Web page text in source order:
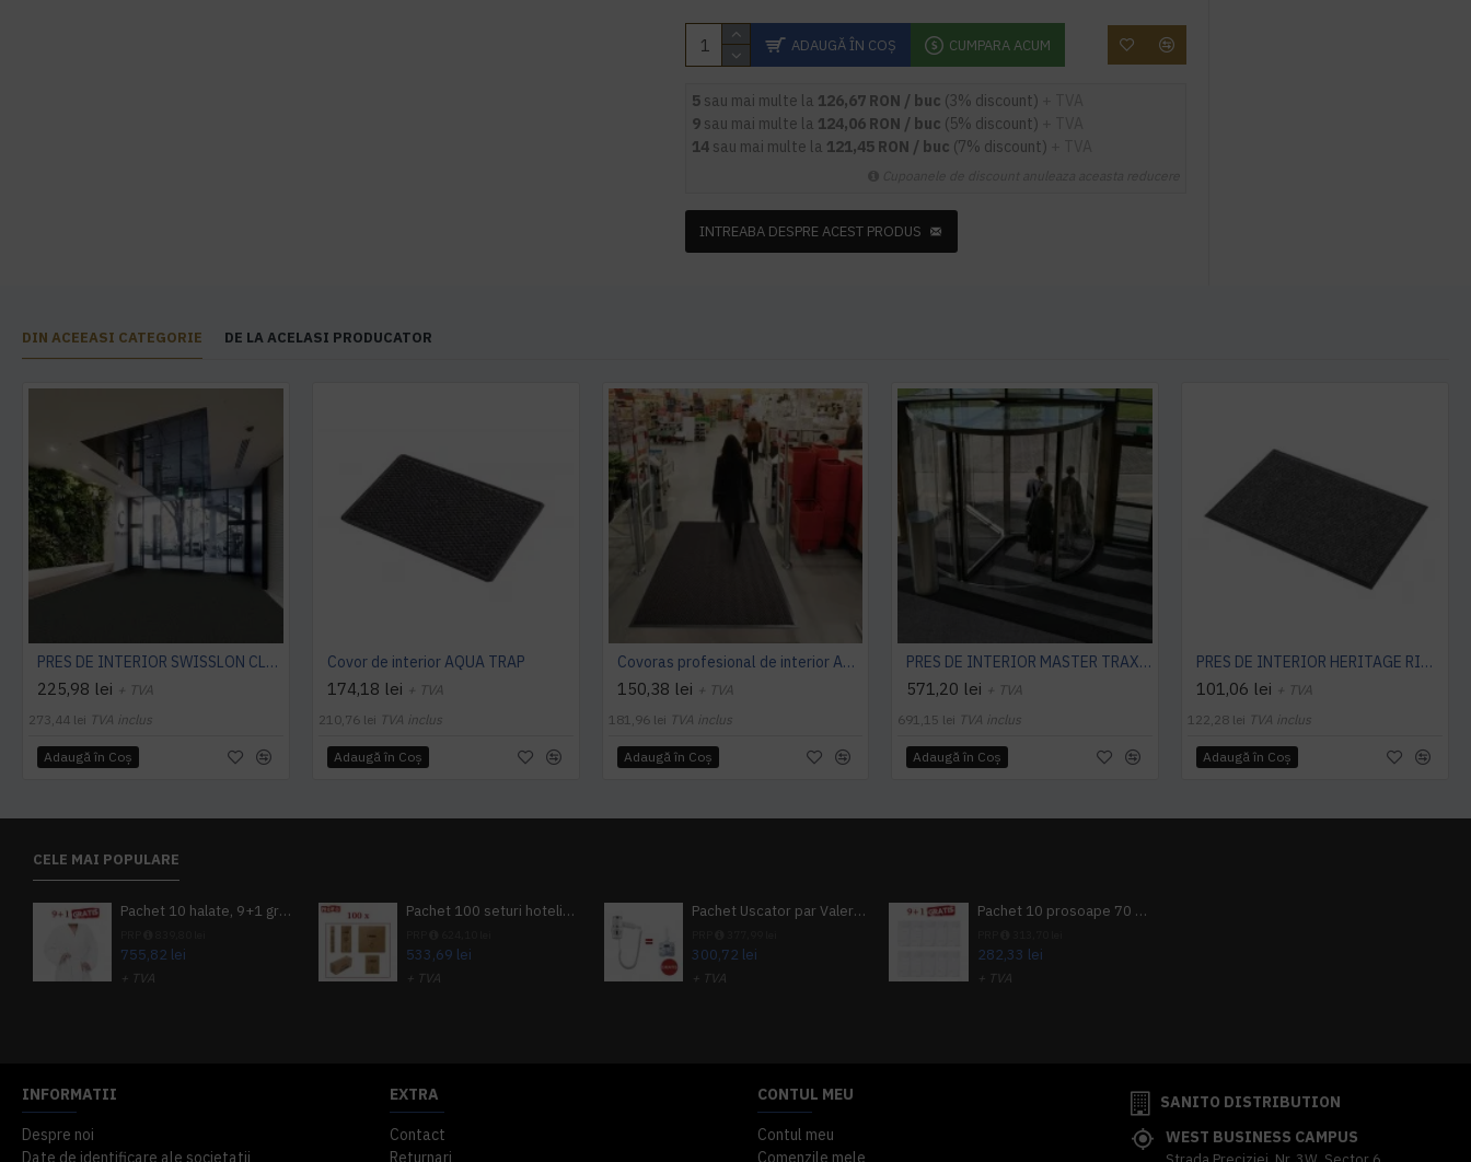
ADAUGĂ ÎN COŞ CUMPARA ACUM
5 sau mai multe la 126,67 RON / buc (3% discount)
9 sau mai multe la 124,06 RON / buc (5% discount)
14 sau mai multe la 121,45 RON / buc (7% discount)
INTREABA DESPRE ACEST PRODUS
DIN ACEEASI CATEGORIE DE LA ACELASI PRODUCATOR
PRES DE INTERIOR SWISSLON CLASSIC, NOTRAX
225,98 lei + TVA
273,44 lei TVA inclus
Adaugă în Coş
Covor de interior AQUA TRAP
174,18 lei + TVA
210,76 lei TVA inclus
Adaugă în Coş
Covoras profesional de interior ARROW TRAX, Carbune
150,38 lei + TVA
181,96 lei TVA inclus
Adaugă în Coş
PRES DE INTERIOR MASTER TRAX, NOTRAX
571,20 lei + TVA
691,15 lei TVA inclus
Adaugă în Coş
PRES DE INTERIOR HERITAGE RIB, NOTRAX
101,06 lei + TVA
122,28 lei TVA inclus
Adaugă în Coş
CELE MAI POPULARE
Pachet 10 halate, 9+1 gratuit
755,82 lei
+ TVA
Pachet 100 seturi hoteliere, set dentar, set barbierit, casca de dus, pila unghii, set cusut
533,69 lei
+ TVA
Pachet Uscator par Valera Action Super Plus + GRATUIT Sampon si gel de dus Tork
300,72 lei
+ TVA
Pachet 10 prosoape 70 x 140cm 9 + 1 gratuit
282,33 lei
+ TVA
INFORMATII
Despre noi
Date de identificare ale societatii
EXTRA
Contact
Returnari
CONTUL MEU
Contul meu
Comenzile mele
SANITO DISTRIBUTION
WEST BUSINESS CAMPUS